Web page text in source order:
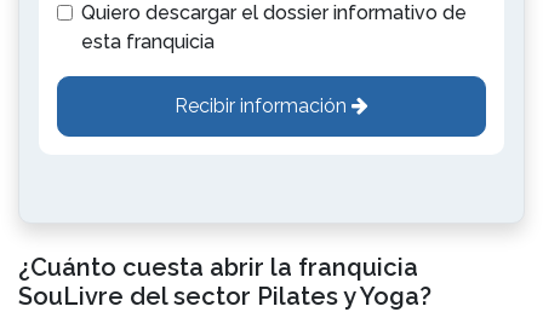
Quiero descargar el dossier informativo de
esta franquicia
Recibir información
¿Cuánto cuesta abrir la franquicia
SouLivre del sector Pilates y Yoga?